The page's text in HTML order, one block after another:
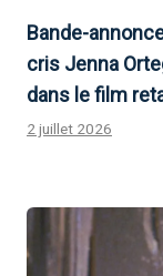
Bande-
cris Jenna
dans le film
2 juillet 2026